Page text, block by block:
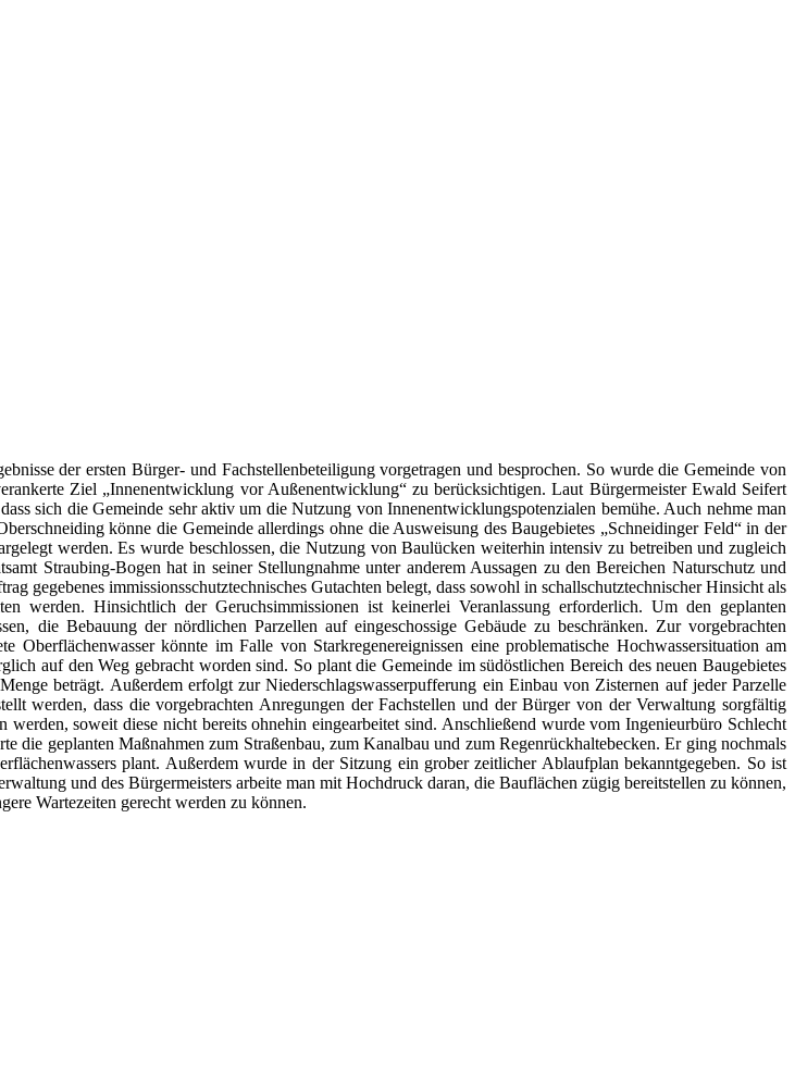
der ersten Bürger- und Fachstellenbeteiligung vorgetragen und besprochen. So wurde die Gemeinde von
Ziel „Innenentwicklung vor Außenentwicklung“ zu berücksichtigen. Laut Bürgermeister Ewald Seifert
sich die Gemeinde sehr aktiv um die Nutzung von Innenentwicklungspotenzialen bemühe. Auch nehme man
könne die Gemeinde allerdings ohne die Ausweisung des Baugebietes „Schneidinger Feld“ in der
werden. Es wurde beschlossen, die Nutzung von Baulücken weiterhin intensiv zu betreiben und zugleich
Straubing-Bogen hat in seiner Stellungnahme unter anderem Aussagen zu den Bereichen Naturschutz und
gegebenes immissionsschutztechnisches Gutachten belegt, dass sowohl in schallschutztechnischer Hinsicht als
werden. Hinsichtlich der Geruchsimmissionen ist keinerlei Veranlassung erforderlich. Um den geplanten
die Bebauung der nördlichen Parzellen auf eingeschossige Gebäude zu beschränken. Zur vorgebrachten
könnte im Falle von Starkregenereignissen eine problematische Hochwassersituation am
auf den Weg gebracht worden sind. So plant die Gemeinde im südöstlichen Bereich des neuen Baugebietes
beträgt. Außerdem erfolgt zur Niederschlagswasserpufferung ein Einbau von Zisternen auf jeder Parzelle
werden, dass die vorgebrachten Anregungen der Fachstellen und der Bürger von der Verwaltung sorgfältig
soweit diese nicht bereits ohnehin eingearbeitet sind. Anschließend wurde vom Ingenieurbüro Schlecht
die geplanten Maßnahmen zum Straßenbau, zum Kanalbau und zum Regenrückhaltebecken. Er ging nochmals
plant. Außerdem wurde in der Sitzung ein grober zeitlicher Ablaufplan bekanntgegeben. So ist
und des Bürgermeisters arbeite man mit Hochdruck daran, die Bauflächen zügig bereitstellen zu können,
Wartezeiten gerecht werden zu können.